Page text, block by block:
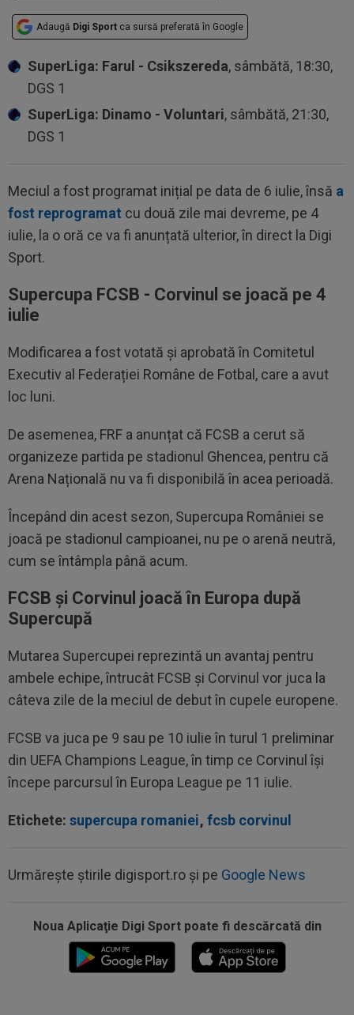
Adaugă Digi Sport ca sursă preferată în Google
SuperLiga: Farul - Csikszereda, sâmbătă, 18:30,
DGS 1
SuperLiga: Dinamo - Voluntari, sâmbătă, 21:30,
DGS 1
Meciul a fost programat inițial pe data de 6 iulie, însă a
fost reprogramat cu două zile mai devreme, pe 4
iulie, la o oră ce va fi anunțată ulterior, în direct la Digi
Sport.
Supercupa FCSB - Corvinul se joacă pe 4
iulie
Modificarea a fost votată și aprobată în Comitetul
Executiv al Federației Române de Fotbal, care a avut
loc luni.
De asemenea, FRF a anunțat că FCSB a cerut să
organizeze partida pe stadionul Ghencea, pentru că
Arena Națională nu va fi disponibilă în acea perioadă.
Începând din acest sezon, Supercupa României se
joacă pe stadionul campioanei, nu pe o arenă neutră,
cum se întâmpla până acum.
FCSB și Corvinul joacă în Europa după
Supercupă
Mutarea Supercupei reprezintă un avantaj pentru
ambele echipe, întrucât FCSB și Corvinul vor juca la
câteva zile de la meciul de debut în cupele europene.
FCSB va juca pe 9 sau pe 10 iulie în turul 1 preliminar
din UEFA Champions League, în timp ce Corvinul își
începe parcursul în Europa League pe 11 iulie.
Etichete: supercupa romaniei, fcsb corvinul
Urmărește știrile digisport.ro și pe Google News
Noua Aplicaţie Digi Sport poate fi descărcată din
00:01
Rușii îl provoacă pe David Popovici înaintea
Europenelor: ”Va pierde aurul!”...
EXCLUSIV
Atacant pentru FCSB! A făcut